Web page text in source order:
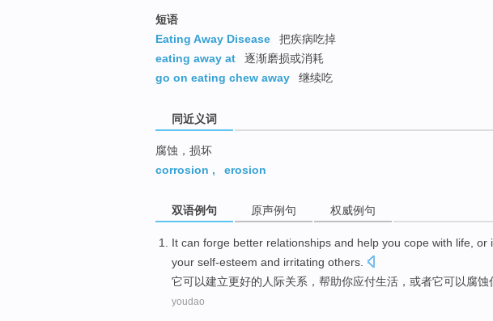
短语
Eating Away Disease
把疾病吃掉
eating away at
逐渐磨损或消耗
go on eating chew away
继续吃
同近义词
腐蚀，损坏
corrosion , erosion
双语例句 原声例句 权威例句
It can forge better relationships and help you cope with life or
your self-esteem and irritating others
它可以建立更好的 人际关系 ， 帮助你应付生活 ， 或者它可以腐蚀
youdao